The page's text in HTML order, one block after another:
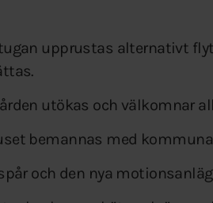
upprustas alternativt
utökas och välkomnar
bemannas med
och den nya